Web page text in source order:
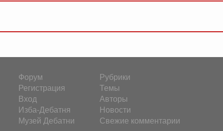
Форум
Регистрация
Вход
Изба-Дебатня
Музей Дебатни
Рубрики
Темы
Авторы
Новости
Свежие комментарии